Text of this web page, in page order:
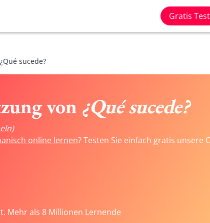
Gratis Test
¿Qué sucede?
von ¿Qué sucede?
online lernen? Testen Sie einfach gratis unsere
Mehr als 8 Millionen Lernende